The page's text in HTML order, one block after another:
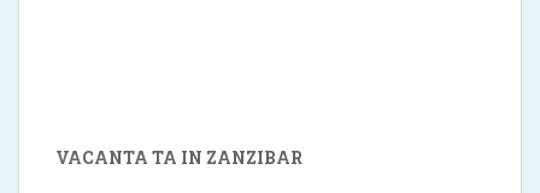
VACANTA TA IN ZANZIBAR